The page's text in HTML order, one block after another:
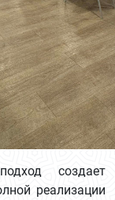
создает
реализации